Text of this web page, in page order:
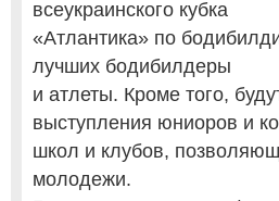
всеукраинского кубка
«Атлантика» по
лучших бодибилдеры
и атлеты. Кроме того,
выступления юниоров и
школ и клубов,
молодежи.